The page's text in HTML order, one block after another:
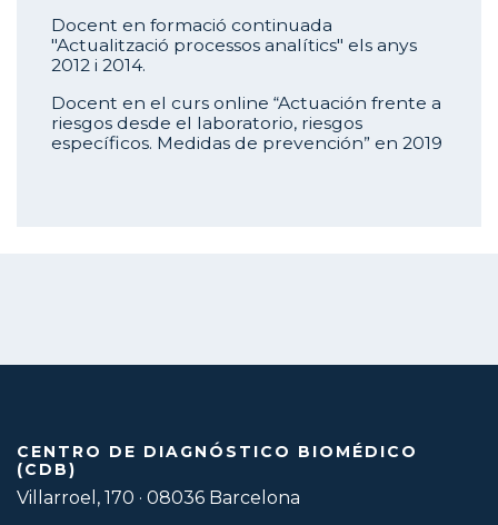
Docent en formació continuada
"Actualització processos analítics" els anys
2012 i 2014.
Docent en el curs online “Actuación frente a
riesgos desde el laboratorio, riesgos
específicos. Medidas de prevención” en 2019
CENTRO DE DIAGNÓSTICO BIOMÉDICO
(CDB)
Villarroel, 170 · 08036 Barcelona